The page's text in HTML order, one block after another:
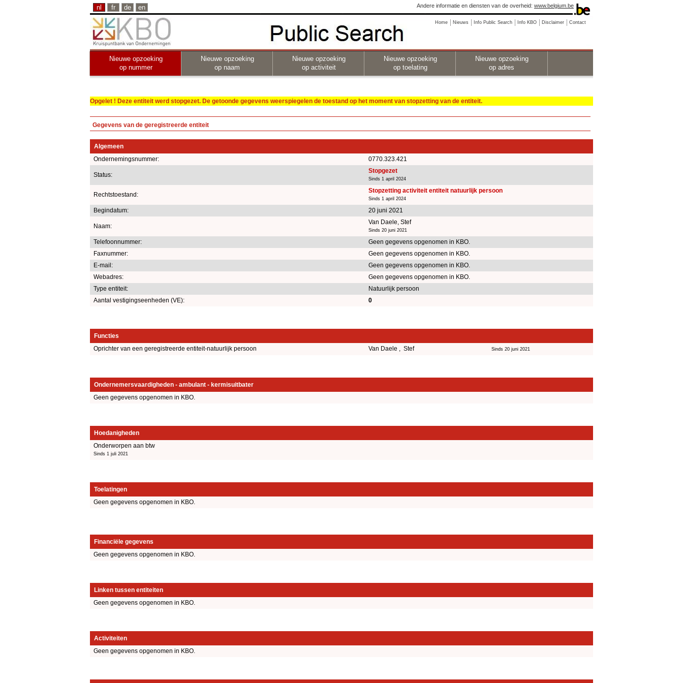
nl fr de en Andere informatie en diensten van de overheid: www.belgium.be
Home Nieuws Info Public Search Info KBO Disclaimer Contact
Nieuwe opzoeking
op nummer
Nieuwe opzoeking
op naam
Nieuwe opzoeking
op activiteit
Nieuwe opzoeking
op toelating
Nieuwe opzoeking
op adres
Opgelet ! Deze entiteit werd stopgezet. De getoonde gegevens weerspiegelen de toestand op het moment van stopzetting van de entiteit.
Gegevens van de geregistreerde entiteit
Algemeen
Ondernemingsnummer:
0770.323.421
Status:
Stopgezet
Sinds 1 april 2024
Rechtstoestand:
Stopzetting activiteit entiteit natuurlijk persoon
Sinds 1 april 2024
Begindatum: 20 juni 2021
Naam:
Van Daele, Stef
Sinds 20 juni 2021
Telefoonnummer:
Geen gegevens opgenomen in KBO.
Faxnummer:
Geen gegevens opgenomen in KBO.
E-mail:
Geen gegevens opgenomen in KBO.
Webadres:
Geen gegevens opgenomen in KBO.
Type entiteit:
Natuurlijk persoon
Aantal vestigingseenheden (VE):
0
Functies
Oprichter van een geregistreerde entiteit-natuurlijk persoon
Van Daele , Stef Sinds 20 juni 2021
Ondernemersvaardigheden - ambulant - kermisuitbater
Geen gegevens opgenomen in KBO.
Hoedanigheden
Onderworpen aan btw
Sinds 1 juli 2021
Toelatingen
Geen gegevens opgenomen in KBO.
Financiële gegevens
Geen gegevens opgenomen in KBO.
Linken tussen entiteiten
Geen gegevens opgenomen in KBO.
Activiteiten
Geen gegevens opgenomen in KBO.